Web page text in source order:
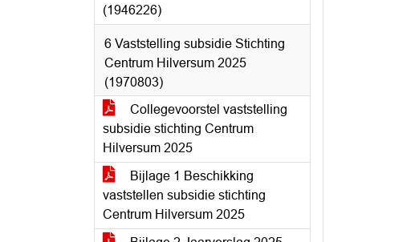
(1946226)
6 Vaststelling subsidie Stichting
Centrum Hilversum 2025
(1970803)
Collegevoorstel vaststelling
subsidie stichting Centrum
Hilversum 2025
Bijlage 1 Beschikking
vaststellen subsidie stichting
Centrum Hilversum 2025